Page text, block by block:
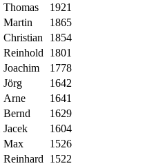
Thomas
1921
Martin
1865
Christian
1854
Reinhold
1801
Joachim
1778
Jörg
1642
Arne
1641
Bernd
1629
Jacek
1604
Max
1526
Reinhard
1522